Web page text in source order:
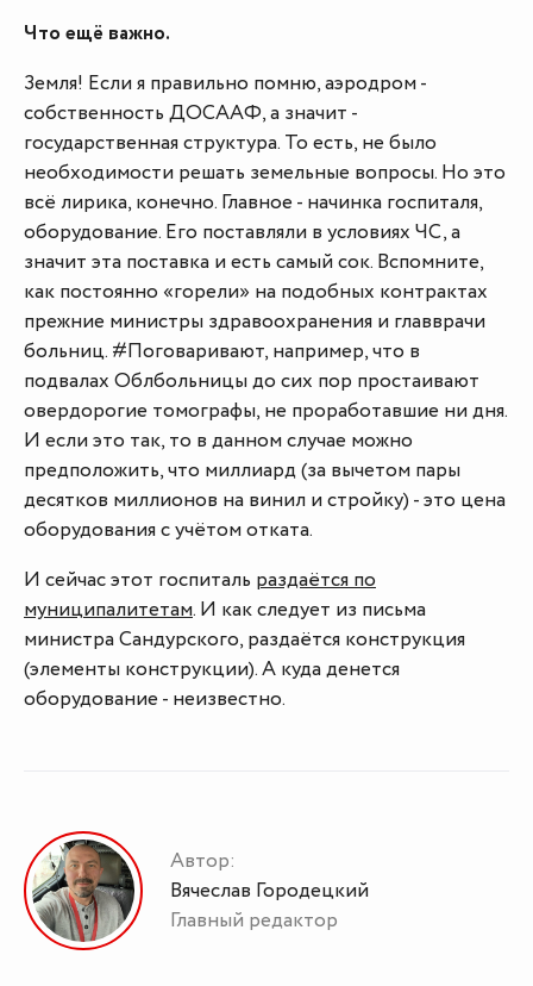
Что ещё важно.
Земля! Если я правильно помню, аэродром -
собственность ДОСААФ, а значит -
государственная структура. То есть, не было
необходимости решать земельные вопросы. Но это
всё лирика, конечно. Главное - начинка госпиталя,
оборудование. Его поставляли в условиях ЧС, а
значит эта поставка и есть самый сок. Вспомните,
как постоянно «горели» на подобных контрактах
прежние министры здравоохранения и главврачи
больниц. #Поговаривают, например, что в
подвалах Облбольницы до сих пор простаивают
овердорогие томографы, не проработавшие ни дня.
И если это так, то в данном случае можно
предположить, что миллиард (за вычетом пары
десятков миллионов на винил и стройку) - это цена
оборудования с учётом отката.
И сейчас этот госпиталь раздаётся по
муниципалитетам. И как следует из письма
министра Сандурского, раздаётся конструкция
(элементы конструкции). А куда денется
оборудование - неизвестно.
Автор:
Вячеслав Городецкий
Главный редактор